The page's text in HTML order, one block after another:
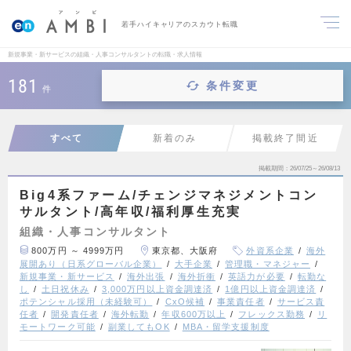
若手ハイキャリアのスカウト転職
新規事業・新サービスの組織・人事コンサルタントの転職・求人情報
181 件 条件変更
すべて 新着のみ 掲載終了間近
掲載期間 26/07/25～26/08/13
Big4系ファーム/チェンジマネジメントコン
サルタント/高年収/福利厚生充実
組織・人事コンサルタント
800万円 ～ 4999万円 東京都、大阪府 外資系企業
海外
展開あり（日系グローバル企業）
大手企業
管理職・マネジャー
新規事業・新サービス
海外出張 海外折衝 英語力が必要
転勤な
し
土日祝休み 3,000万円以上資金調達済
1億円以上資金調達済
ポテンシャル採用（未経験可）
CxO候補 事業責任者
サービス責
任者
開発責任者 海外転勤 年収600万以上 フレックス勤務
リ
モートワーク可能
副業してもOK MBA・留学支援制度